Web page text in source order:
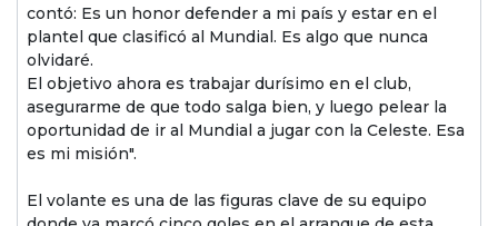
contó: Es un honor defender a mi país y estar en el
plantel que clasificó al Mundial. Es algo que nunca
olvidaré.
El objetivo ahora es trabajar durísimo en el club,
asegurarme de que todo salga bien, y luego pelear la
oportunidad de ir al Mundial a jugar con la Celeste. Esa
es mi misión".
El volante es una de las figuras clave de su equipo